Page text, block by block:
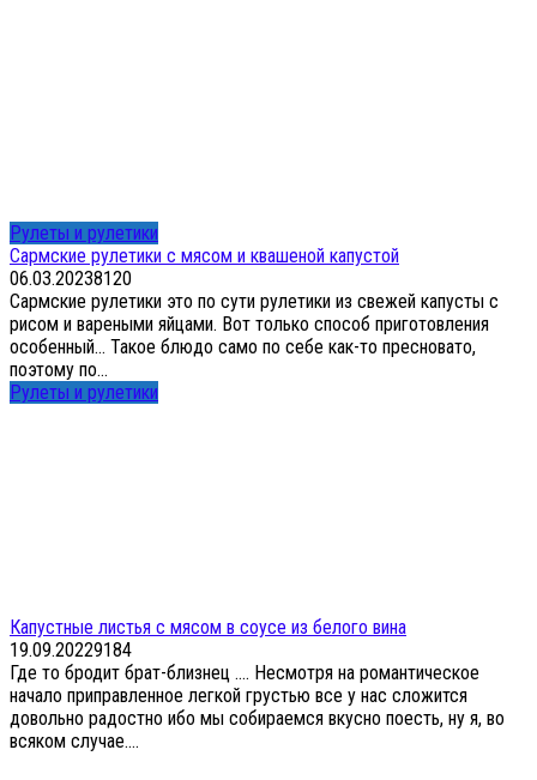
Рулеты и рулетики
Сармские рулетики с мясом и квашеной капустой
06.03.20238120
Сармские рулетики это по сути рулетики из свежей капусты с
рисом и вареными яйцами. Вот только способ приготовления
особенный… Такое блюдо само по себе как-то пресновато,
поэтому по...
Рулеты и рулетики
Капустные листья с мясом в соусе из белого вина
19.09.20229184
Где то бродит брат-близнец …. Несмотря на романтическое
начало приправленное легкой грустью все у нас сложится
довольно радостно ибо мы собираемся вкусно поесть, ну я, во
всяком случае....